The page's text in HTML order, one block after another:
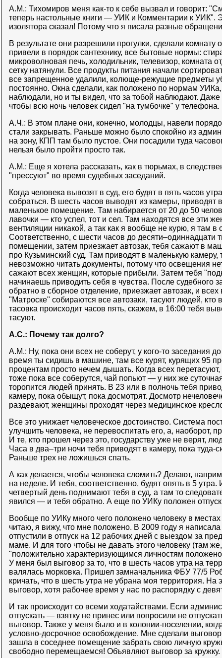
А.М.: Тихомиров меня как-то к себе вызвал и говорит:
теперь настольные книги — УИК и Комментарии к УИК".
изолятора сказал! Потому что я писала разные
В результате они разрешили прогулки, сделали комнату
привели в порядок сантехнику, все бытовые нормы:
микроволновая печь, холодильник, телевизор, комната
сетку натянули. Все продукты питания начали
все запрещенное удалили, колюще-режущие предметы
постоянно. Окна сделали, как положено по нормам УИКа,
наблюдали, но и ты видел, что за тобой наблюдают.
чтобы всю ночь человек сидел "на тумбочке" у телефона.
А.Ч.: В этом плане они, конечно, молодцы, навели
стали закрывать. Раньше можно было спокойно из
на зону, КПП там было пустое. Они посадили туда
нельзя было пройти просто так.
А.М.: Еще я хотела рассказать, как в тюрьмах, в
"прессуют" во время судебных заседаний.
Когда человека вывозят в суд, его будят в пять часов
собраться. В шесть часов выводят из камеры, приводят
маленькое помещение. Там набирается от 20 до 50
лавочки — кто успел, тот и сел. Там находятся все эти
вентиляции никакой, а так как я вообще не курю, я там в
Соответственно, с шести часов до десяти–одиннадцати
помещении, затем приезжает автозак, тебя сажают в
про Кузьминский суд. Там приводят в маленькую
невозможно читать документы, потому что освещения
сажают всех женщин, которые прибыли. Затем тебя
начинаешь приводить себя в чувства. После судебного
обратно в сборное отделение, приезжает автозак, и
"Матроске" собираются все автозаки, тасуют людей, кто
тасовка происходит часов пять, скажем, в 16:00 тебя
тасуют.
А.С.: Почему так долго?
А.М.: Ну, пока они всех не соберут, у кого-то заседания
время ты сидишь в машине, там все курят, курящих 95
процентам просто нечем дышать. Когда всех
тоже пока все соберутся, чай попьют — у них же
торопится людей принять. В 23 или в полночь тебя
камеру, пока обыщут, пока досмотрят. Досмотр
раздевают, женщины проходят через медицинское
Все это унижает человеческое достоинство. Система
улучшить человека, не перевоспитать его, а, наоборот,
И те, кто прошел через это, государству уже не верят,
Часа в два–три ночи тебя приводят в камеру, пока туда-
Раньше трех не ложишься спать.
А как делается, чтобы человека сломить? Делают,
на неделе. И тебя, соответственно, будят опять в 5 утра.
четвертый день поднимают тебя в суд, а там то
явился — и тебя обратно. А еще по УИКу положен
Вообще по УИКу много чего положено человеку в
читаю, я вижу, что мне положено. В 2009 году я
отпустили в отпуск на 12 рабочих дней с выездом за
маме. И для того чтобы не давать этого человеку (там
"положительно характеризующимся личностям
У меня был выговор за то, что в шесть часов утра на
валялась морковка. Пришел замначальника ФБУ 77/5
кричать, что в шесть утра не убрана моя территория.
выговор, хотя рабочее время у нас по распорядку с
И так происходит со всеми ходатайствами. Если
отпускать — взятку не принес или попросили не
выговор. Также у меня было и в колонии-поселении,
условно-досрочное освобождение. Мне сделали выговор
зашла в соседнее помещение забрать свою личную
свободно перемещаемся! Объявляют выговор за кружку.